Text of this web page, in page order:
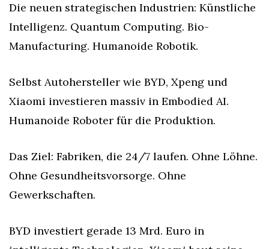
Die neuen strategischen Industrien: Künstliche
Intelligenz. Quantum Computing. Bio-
Manufacturing. Humanoide Robotik.
Selbst Autohersteller wie BYD, Xpeng und
Xiaomi investieren massiv in Embodied AI.
Humanoide Roboter für die Produktion.
Das Ziel: Fabriken, die 24/7 laufen. Ohne Löhne.
Ohne Gesundheitsvorsorge. Ohne
Gewerkschaften.
BYD investiert gerade 13 Mrd. Euro in